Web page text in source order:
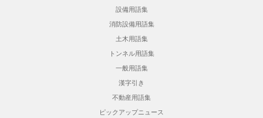
設備用語集
消防設備用語集
土木用語集
トンネル用語集
一般用語集
漢字引き
不動産用語集
ピックアップニュース